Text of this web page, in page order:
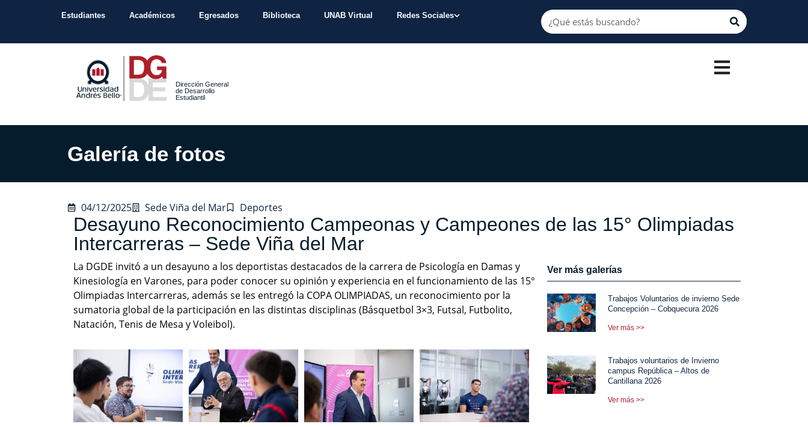
Estudiantes Académicos Egresados Biblioteca UNAB Virtual Redes Sociales
Dirección General
de Desarrollo
Estudiantil
Galería de fotos
04/12/2025 Sede Viña del Mar Deportes
Desayuno Reconocimiento Campeonas y Campeones de las 15° Olimpiadas
Intercarreras – Sede Viña del Mar
La DGDE invitó a un desayuno a los deportistas destacados de la carrera de Psicología en Damas y
Kinesiología en Varones, para poder conocer su opinión y experiencia en el funcionamiento de las 15°
Olimpiadas Intercarreras, además se les entregó la COPA OLIMPIADAS, un reconocimiento por la
sumatoria global de la participación en las distintas disciplinas (Básquetbol 3×3, Futsal, Futbolito,
Natación, Tenis de Mesa y Voleibol).
Ver más galerías
Trabajos Voluntarios de invierno Sede
Concepción – Cobquecura 2026
Ver más >>
Trabajos voluntarios de Invierno
campus República – Altos de
Cantillana 2026
Ver más >>